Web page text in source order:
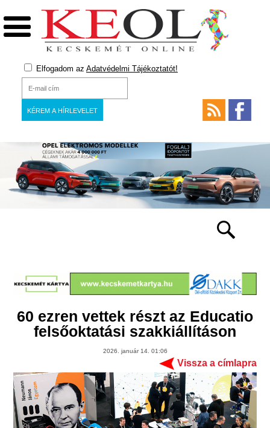
Elfogadom az Adatvédelmi Tájékoztatót!
60 ezren vettek részt az Educatio
felsőoktatási szakkiállításon
2026. január 14. 01:06
Vissza a címlapra